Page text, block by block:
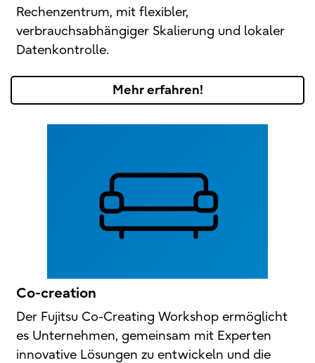
Rechenzentrum, mit flexibler,
verbrauchsabhängiger Skalierung und lokaler
Datenkontrolle.
Mehr erfahren!
Co-creation
Der Fujitsu Co-Creating Workshop ermöglicht
es Unternehmen, gemeinsam mit Experten
innovative Lösungen zu entwickeln und die